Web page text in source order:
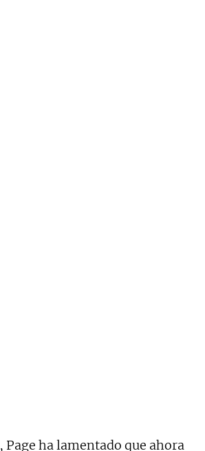
Page ha lamentado que ahora